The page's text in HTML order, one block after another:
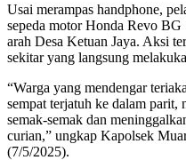
Usai merampas handphone,
sepeda motor Honda Revo
arah Desa Ketuan Jaya. Aksi
sekitar yang langsung
“Warga yang mendengar
sempat terjatuh ke dalam
semak-semak dan
curian,” ungkap Kapolsek
(7/5/2025).